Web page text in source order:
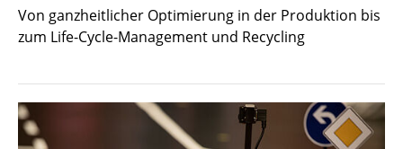
Von ganzheitlicher Optimierung in der Produktion bis
zum Life-Cycle-Management und Recycling